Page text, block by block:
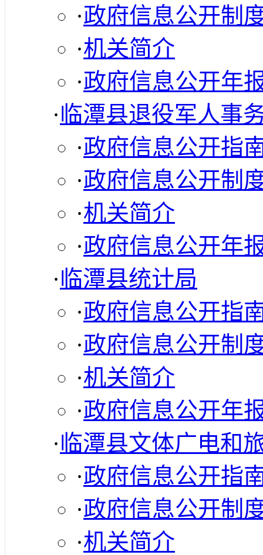
·政府信息公开制
·机关简介
·政府信息公开年
·临潭县退役军人事
·政府信息公开指
·政府信息公开制
·机关简介
·政府信息公开年
·临潭县统计局
·政府信息公开指
·政府信息公开制
·机关简介
·政府信息公开年
·临潭县文体广电和
·政府信息公开指
·政府信息公开制
·机关简介